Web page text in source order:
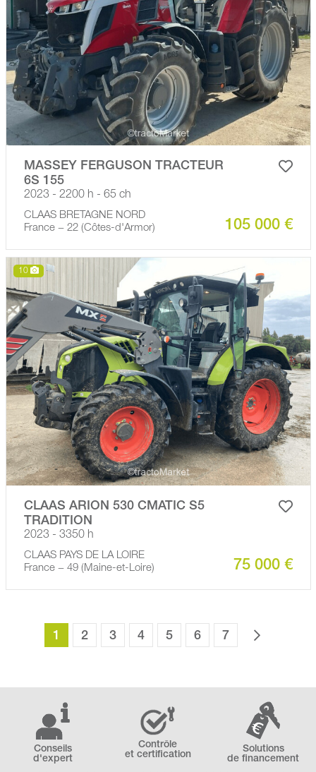
MASSEY FERGUSON TRACTEUR
6S 155
2023 - 2200 h - 65 ch
CLAAS BRETAGNE NORD
France − 22 (Côtes-d'Armor)
105 000 €
10
CLAAS ARION 530 CMATIC S5
TRADITION
2023 - 3350 h
CLAAS PAYS DE LA LOIRE
France − 49 (Maine-et-Loire)
75 000 €
1 2 3 4 5 6 7
Conseils
d'expert
Contrôle
et certification
Solutions
de financement